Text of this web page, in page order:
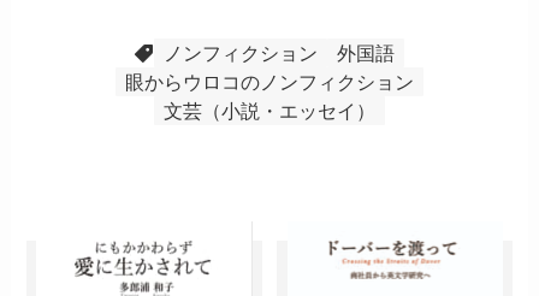
ノンフィクション
外国語
眼からウロコのノンフィクション
文芸（小説・エッセイ）